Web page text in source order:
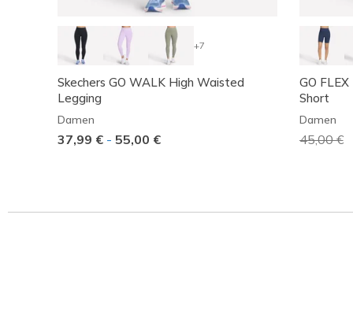
+7
Skechers GO WALK High Waisted
Legging
Damen
37,99 € - 55,00 €
GO
Short
Damen
45,00 €